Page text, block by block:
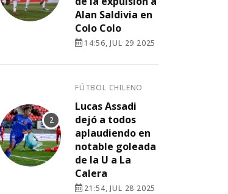
Alan Saldivia en
Colo Colo
14:56, JUL 29 2025
FÚTBOL CHILENO
Lucas Assadi
dejó a todos
aplaudiendo en
notable goleada
de la U a La
Calera
21:54, JUL 28 2025